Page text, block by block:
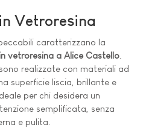
Vetroresina
caratterizzano la
vetroresina a Alice Castello.
realizzate con materiali ad
superficie liscia, brillante e
per chi desidera un
semplificata, senza
e pulita.